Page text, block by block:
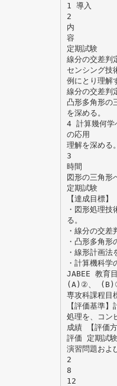
1 導入
2
内
容
定期試験
線分の交差判
センシング技
例にとり理解
線分の交差判
凸形多角形の
を深める。
4 計算幾何学
の応用
理解を深める。
3
時間
図形の三角形
定期試験
【達成目標】
・図形処理
る。
・線分の交差
・凸形多角形
・線形計画法
・計算機科学
JABEE 教育
(A)②、
専攻科課程
【評価基準
処理を、コン
成績 【評価方
評価 定期試
演習問題およ
2
8
12